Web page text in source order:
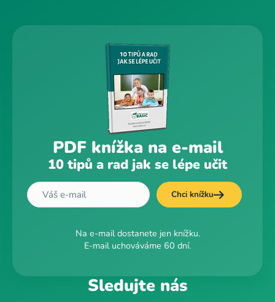
PDF knížka na e-mail
10 tipů a rad jak se lépe učit
Chci knížku
Na e-mail dostanete jen knížku.
E-mail uchováváme 60 dní.
Sledujte nás